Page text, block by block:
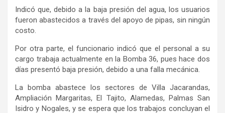
Indicóque, debido a la baja presión del agua, losusuarios
fueron abastecidos a través del apoyo de pipas, sin ningún
costo.
Por otra parte, el funcionario indicó que el personal a su
cargo trabaja actualmente en la Bomba 36, pues hace dos
días presentó baja presión, debido a una falla mecánica.
La bomba abastece los sectores de Villa Jacarandas,
Ampliación Margaritas, El Tajito, Alamedas, Palmas San
Isidro y Nogales, y se espera que los trabajos concluyan el